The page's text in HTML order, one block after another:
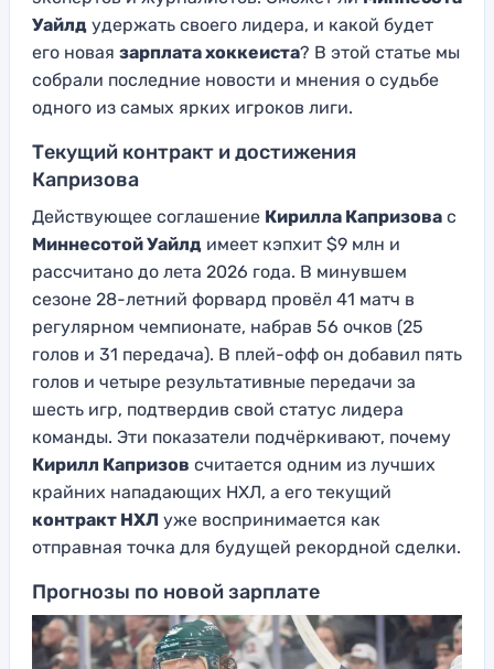
Уайлд удержать своего лидера, и какой будет
его новая зарплата хоккеиста? В этой статье мы
собрали последние новости и мнения о судьбе
одного из самых ярких игроков лиги.
Текущий контракт и достижения
Капризова
Действующее соглашение Кирилла Капризова с
Миннесотой Уайлд имеет кэпхит $9 млн и
рассчитано до лета 2026 года. В минувшем
сезоне 28-летний форвард провёл 41 матч в
регулярном чемпионате, набрав 56 очков (25
голов и 31 передача). В плей-офф он добавил пять
голов и четыре результативные передачи за
шесть игр, подтвердив свой статус лидера
команды. Эти показатели подчёркивают, почему
Кирилл Капризов считается одним из лучших
крайних нападающих НХЛ, а его текущий
контракт НХЛ уже воспринимается как
отправная точка для будущей рекордной сделки.
Прогнозы по новой зарплате